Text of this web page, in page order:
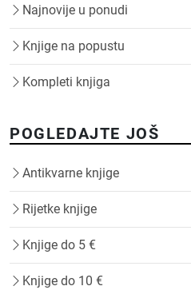
Najnovije u ponudi
Knjige na popustu
Kompleti knjiga
POGLEDAJTE JOŠ
Antikvarne knjige
Rijetke knjige
Knjige do 5 €
Knjige do 10 €